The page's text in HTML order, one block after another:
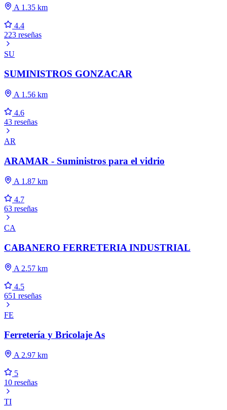
A 1.35 km
4.4
223 reseñas
SU
SUMINISTROS GONZACAR
A 1.56 km
4.6
43 reseñas
AR
ARAMAR - Suministros para el vidrio
A 1.87 km
4.7
63 reseñas
CA
CABANERO FERRETERIA INDUSTRIAL
A 2.57 km
4.5
651 reseñas
FE
Ferretería y Bricolaje As
A 2.97 km
5
10 reseñas
TI